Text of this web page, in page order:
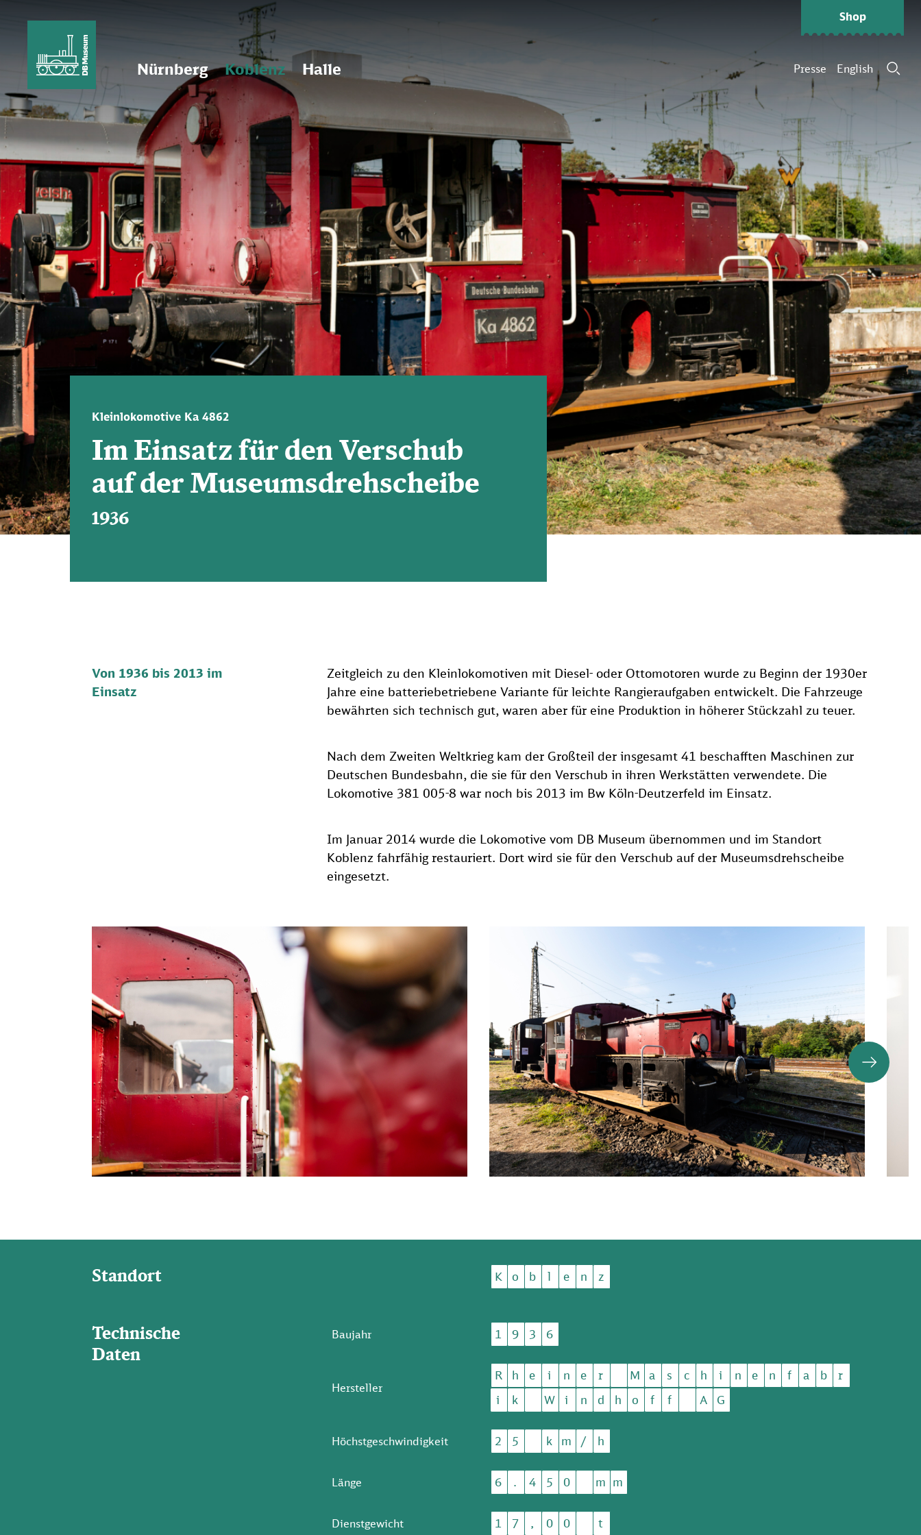
Nürnberg Koblenz Halle Presse English
Shop
Kleinlokomotive Ka 4862
Im Einsatz für den Verschub
auf der Museumsdrehscheibe
1936
Von 1936 bis 2013 im
Einsatz
Zeitgleich zu den Kleinlokomotiven mit Diesel- oder Ottomotoren wurde zu Beginn der 1930er
Jahre eine batteriebetriebene Variante für leichte Rangieraufgaben entwickelt. Die Fahrzeuge
bewährten sich technisch gut, waren aber für eine Produktion in höherer Stückzahl zu teuer.
Nach dem Zweiten Weltkrieg kam der Großteil der insgesamt 41 beschafften Maschinen zur
Deutschen Bundesbahn, die sie für den Verschub in ihren Werkstätten verwendete. Die
Lokomotive 381 005-8 war noch bis 2013 im Bw Köln-Deutzerfeld im Einsatz.
Im Januar 2014 wurde die Lokomotive vom DB Museum übernommen und im Standort
Koblenz fahrfähig restauriert. Dort wird sie für den Verschub auf der Museumsdrehscheibe
eingesetzt.
Standort K o b l e n z
Technische
Daten
Baujahr 1 9 3 6
Hersteller
R h e i n e r M a s c h i n e n f a b
r
i
k W i n d h o f f A G
Höchstgeschwindigkeit 2 5 k m / h
Länge 6 . 4 5 0 m m
Dienstgewicht 1 7 , 0 0 t